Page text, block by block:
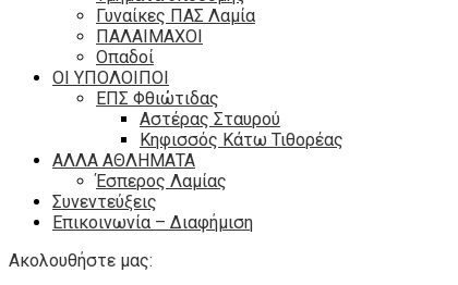
Γυναίκες ΠΑΣ Λαμία
ΠΑΛΑΙΜΑΧΟΙ
Οπαδοί
ΟΙ ΥΠΟΛΟΙΠΟΙ
ΕΠΣ Φθιώτιδας
Αστέρας Σταυρού
Κηφισσός Κάτω Τιθορέας
ΑΛΛΑ ΑΘΛΗΜΑΤΑ
Έσπερος Λαμίας
Συνεντεύξεις
Επικοινωνία – Διαφήμιση
Ακολουθήστε μας: